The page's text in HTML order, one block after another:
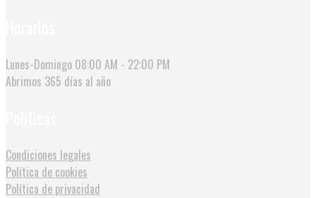
Lunes-Domingo 08:00 AM - 22:00 PM
Abrimos 365 días al año
Condiciones legales
Política de cookies
Política de privacidad